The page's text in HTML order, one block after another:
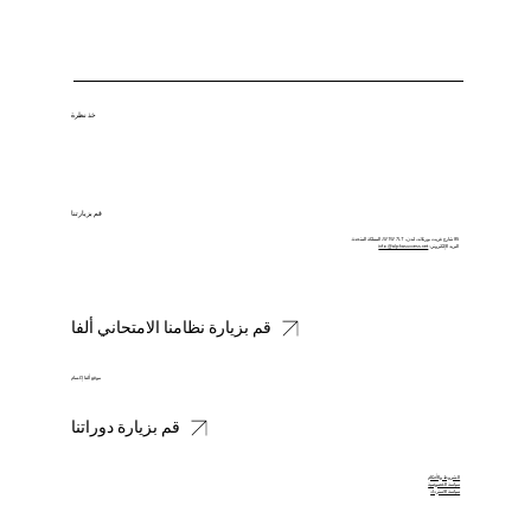
خذ نظرة
موقع ألفا إكسام
قم بزيارة نظامنا الامتحاني ألفا
85 شارع غريت بورتلاند، لندن، W1W 7LT، المملكة المتحدة.
البريد الإلكتروني: info@alphasuccess.net
قم بزيارتنا
الشروط والأحكام
سياسة الخصوصية
سياسة الاسترداد
قم بزيارة دوراتنا